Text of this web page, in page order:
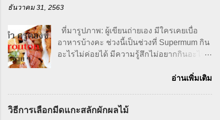
ทำอาหารต่ำมากกก ถึงจะเรียนงานบ้านงาน
หลังจากที่ได้มาใช้ชีวิตอยู่ที่เมืองนอก แต่งงาน
มีครอบครัวลูกสามคนวัยกำลังกินกำลังนอน
เราต้องควบคุมรายจ่ายในครอบครัว ทำให้
สอบราคา ต้องคิดว่าเราจะเอาไปทำอะไรทาน
ของกินต้องมีติดบ้านตลอด ผักผลไม้ขนม
ธันวาคม 31, 2563
ที่มารูปภาพ: ผู้เขียนถ่ายเอง มีใครเคยเบื่อ
อาหารบ้างคะ ช่วงนี้เป็นช่วงที่ Supermum กิน
อะไรไม่ค่อยได้ มีความรู้สึกไม่อยากกินอะไร
เปลี่ยนแปลงตลอดเวลาของซิดนีย์ หรือเพราะ
ให้กินไม่ได้แบบนี้สุขภาพคงแย่แน่เลย ก็เลยมา
อ่านเพิ่มเติม
วิธีการเลือกมีดแกะสลักผักผลไม้